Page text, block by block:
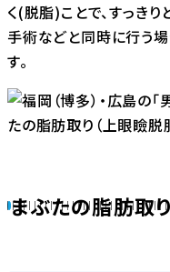
く(脱脂)ことで、すっき
手術などと同時に行う
す。
まぶたの脂肪取